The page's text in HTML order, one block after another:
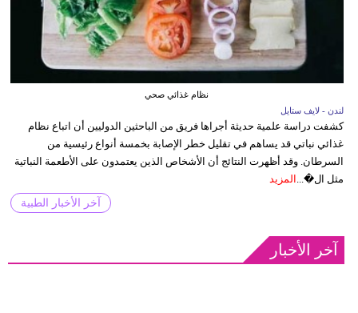
نظام غذائي صحي
لندن - لايف ستايل
كشفت دراسة علمية حديثة أجراها فريق من الباحثين الدوليين أن اتباع نظام
غذائي نباتي قد يساهم في تقليل خطر الإصابة بخمسة أنواع رئيسية من
السرطان. وقد أظهرت النتائج أن الأشخاص الذين يعتمدون على الأطعمة النباتية
مثل ال�...
المزيد
آخر الأخبار الطبية
آخر الأخبار